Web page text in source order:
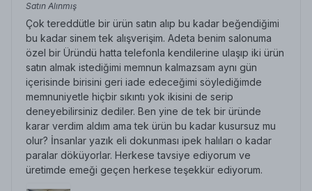
Satın Alınmış
Çok tereddütle bir ürün satın alıp bu kadar beğendiğimi
bu kadar sinem tek alışverişim. Adeta benim salonuma
özel bir Üründü hatta telefonla kendilerine ulaşıp iki ürün
satın almak istediğimi memnun kalmazsam aynı gün
içerisinde birisini geri iade edeceğimi söylediğimde
memnuniyetle hiçbir sıkıntı yok ikisini de serip
deneyebilirsiniz dediler. Ben yine de tek bir üründe
karar verdim aldım ama tek ürün bu kadar kusursuz mu
olur? İnsanlar yazık eli dokunması ipek halıları o kadar
paralar döküyorlar. Herkese tavsiye ediyorum ve
üretimde emeği geçen herkese teşekkür ediyorum.